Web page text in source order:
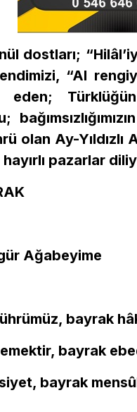
dostları;
“Al
eden;
olan Ay-Yıldızlı
pazarlar
bayrak
bayrak
bayrak